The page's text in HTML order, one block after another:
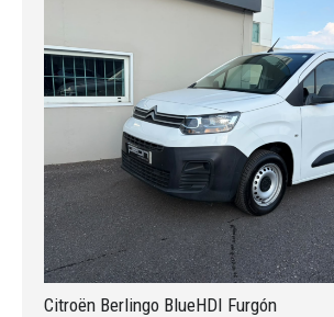
Iniciar sesión
Citroën Berlingo BlueHDI Furgón